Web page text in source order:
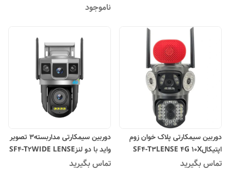
ناموجود
دوربین سیمکارتی پلاک خوان زوم
اپتیکالSF4-T3LENSE 4G 10X
ZOOM 8MG
تماس بگیرید
دوربین سیمکارتی مداربسته3 تصویر
واید با دو لنزSF4-T2WIDE LENSE
4G 12MG
تماس بگیرید